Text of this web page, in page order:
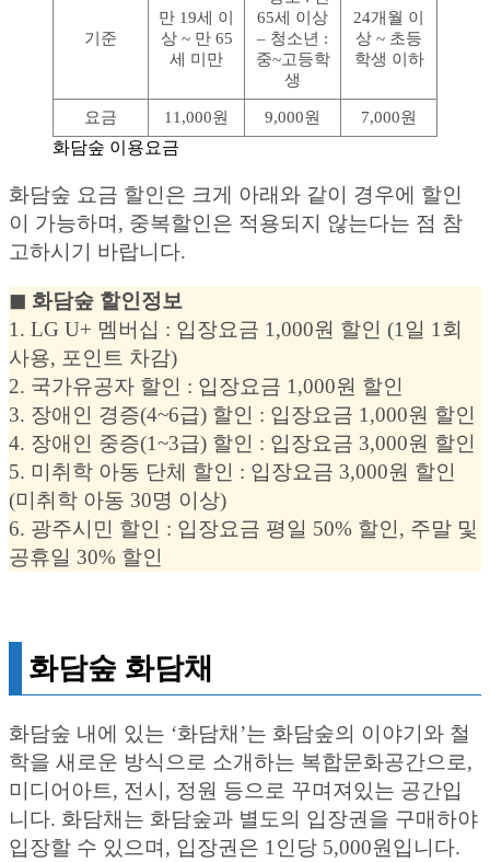
기준
만 19세 이
상 ~ 만 65
세 미만
65세 이상
– 청소년 :
중~고등학
생
24개월 이
상 ~ 초등
학생 이하
요금 11,000원 9,000원 7,000원
화담숲 이용요금
화담숲 요금 할인은 크게 아래와 같이 경우에 할인
이 가능하며, 중복할인은 적용되지 않는다는 점 참
고하시기 바랍니다.
◼︎ 화담숲 할인정보
1. LG U+ 멤버십 : 입장요금 1,000원 할인 (1일 1회
사용, 포인트 차감)
2. 국가유공자 할인 : 입장요금 1,000원 할인
3. 장애인 경증(4~6급) 할인 : 입장요금 1,000원 할인
4. 장애인 중증(1~3급) 할인 : 입장요금 3,000원 할인
5. 미취학 아동 단체 할인 : 입장요금 3,000원 할인
(미취학 아동 30명 이상)
6. 광주시민 할인 : 입장요금 평일 50% 할인, 주말 및
공휴일 30% 할인
화담숲 화담채
화담숲 내에 있는 ‘화담채’는 화담숲의 이야기와 철
학을 새로운 방식으로 소개하는 복합문화공간으로,
미디어아트, 전시, 정원 등으로 꾸며져있는 공간입
니다. 화담채는 화담숲과 별도의 입장권을 구매하야
입장할 수 있으며, 입장권은 1인당 5,000원입니다.